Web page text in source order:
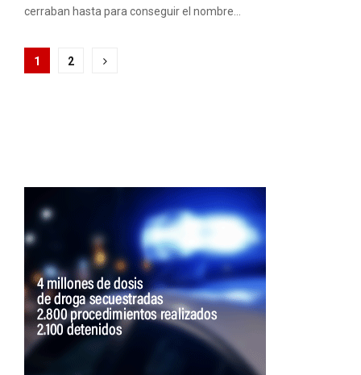
cerraban hasta para conseguir el nombre...
Paginación
1 2